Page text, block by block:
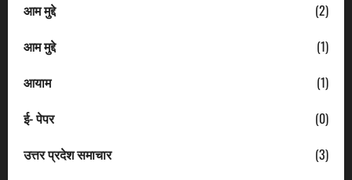
आम मुद्दे
(2)
आम मुद्दे
(1)
आयाम
(1)
ई- पेपर
(0)
उत्तर प्रदेश समाचार
(3)